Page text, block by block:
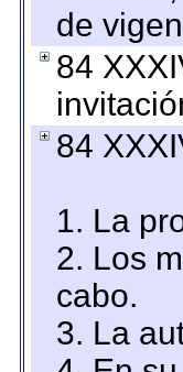
de
84
84
1. La
2. Los
cabo.
3. La